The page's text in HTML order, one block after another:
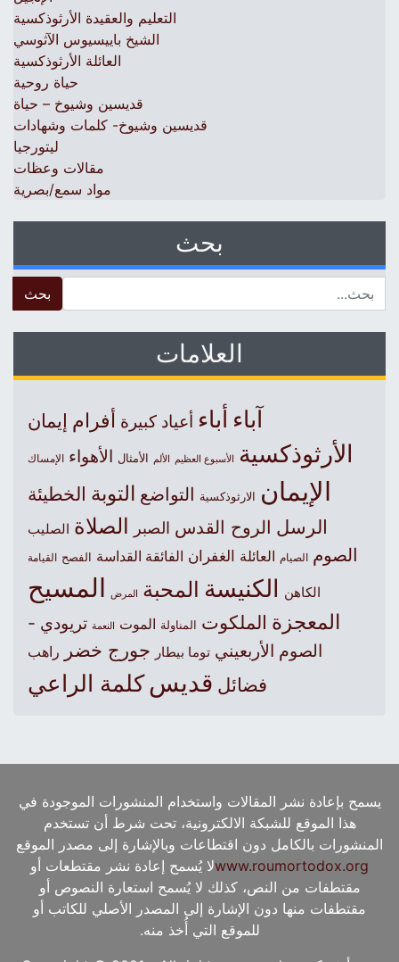
التعليم والعقيدة الأرثوذكسية
الشيخ باييسيوس الآثوسي
العائلة الأرثوذكسية
حياة روحية
قديسين وشيوخ – حياة
قديسين وشيوخ- كلمات وشهادات
ليتورجيا
مقالات وعظات
مواد سمع/بصرية
بحث
العلامات
آباءأباء أعياد كبيرة أفرام إيمان
الأرثوذكسية الأسبوع العظيم الألم الأمثال الأهواء الإمساك
الإيمان الارثوذكسية التواضع التوبة الخطيئة
الرسل الروح القدس الصبر الصلاة الصليب
الصوم الصيام العائلة الغفران الفائقة القداسة الفصح القيامة
الكاهن الكنيسةالمحبة المرض المسيح
المعجزة الملكوت المناولة الموت النعمة تريودي -
الصوم الأربعيني توما بيطار جورج خضر راهب
فضائل قديس كلمة الراعي
يسمح بإعادة نشر المقالات واستخدام المنشورات الموجودة في
هذا الموقع للشبكة الالكترونية، تحت شرط أن تستخدم
المنشورات بالكامل دون اقتطاعات وبالإشارة إلى مصدر الموقع
www.roumortodox.orgلا يُسمح إعادة نشر مقتطعات أو
مقتطفات من النص، كذلك لا يُسمح استعارة النصوص أو
مقتطفات منها دون الإشارة إلى المصدر الأصلي للكاتب أو
للموقع التي أُخذ منه.